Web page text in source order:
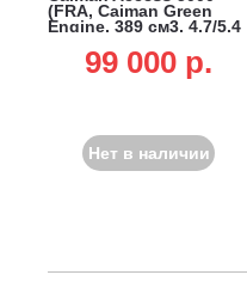
(FRA, Caiman Green
Engine, 389 см3, 4.7/5.4
99 000 p.
Нет в наличии